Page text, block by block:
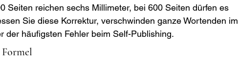
Seiten reichen sechs Millimeter, bei 600 Seiten dürfen es
Sie diese Korrektur, verschwinden ganze Wortenden im
der häufigsten Fehler beim Self-Publishing.